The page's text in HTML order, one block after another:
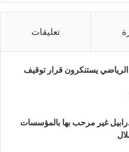
تعليقات
يستنكرون قرار توقيف
غير مرحب بها بالمؤسسات